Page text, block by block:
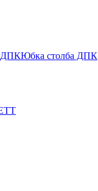
ДПКЮбка столба ДПК